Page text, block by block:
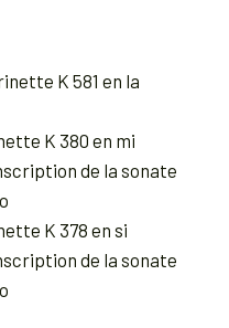
K 581 en la
K 380 en mi
de la sonate
K 378 en si
de la sonate